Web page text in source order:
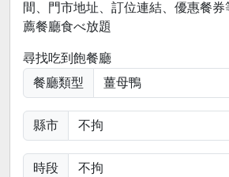
間、門市地址、訂位連結、優惠餐券
薦餐廳食べ放題
尋找吃到飽餐廳
餐廳類型
縣市
時段